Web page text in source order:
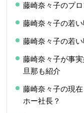
藤崎奈々子のプ
藤崎奈々子の若
藤崎奈々子の若
藤崎奈々子が事
旦那も紹介
藤崎奈々子の現
ホー社長？